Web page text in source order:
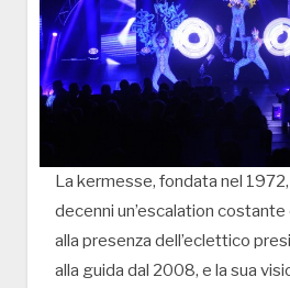
La kermesse, fondata nel
decenni un’escalation
alla presenza dell’eclettico
alla guida dal 2008, e la sua